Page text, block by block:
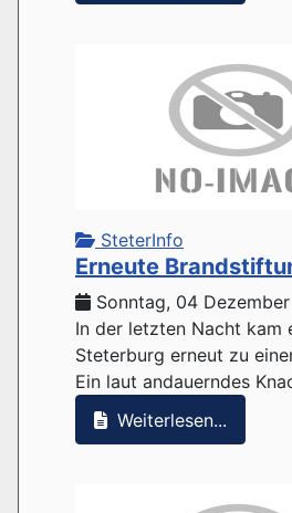
SteterInfo
Erneute
Sonntag, 04 Dezember
In der letzten Nacht kam
Steterburg erneut zu
Ein laut andauerndes
Weiterlesen...